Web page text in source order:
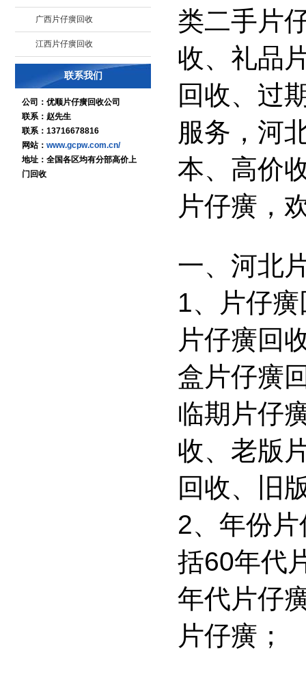
广西片仔癀回收
江西片仔癀回收
联系我们
公司：优顺片仔癀回收公司
联系：赵先生
联系：13716678816
网站： www.gcpw.com.cn/
地址：全国各区均有分部高价上
门回收
类二手片
收、礼品
回收、过
服务，河
本、高价
片仔癀，
一、河北
1、片仔
片仔癀回
盒片仔癀
临期片仔
收、老版
回收、旧
2、年份
括60年代
年代片仔
片仔癀；